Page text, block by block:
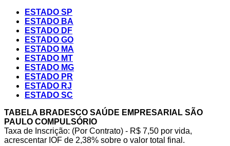
ESTADO SP
ESTADO BA
ESTADO DF
ESTADO GO
ESTADO MA
ESTADO MT
ESTADO MG
ESTADO PR
ESTADO RJ
ESTADO SC
TABELA BRADESCO SAÚDE EMPRESARIAL SÃO
PAULO COMPULSÓRIO
Taxa de Inscrição: (Por Contrato) - R$ 7,50 por vida,
acrescentar IOF de 2,38% sobre o valor total final.